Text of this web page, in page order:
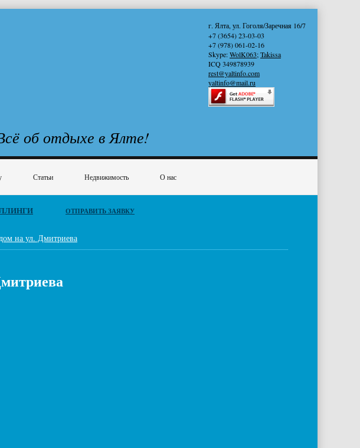
г. Ялта, ул. Гоголя/Заречная 16/7
+7 (3654) 23-03-03
+7 (978) 061-02-16
Skype:WolK063;Takissa
ICQ 349878939
rest@yaltinfo.com
yaltinfo@mail.ru
об отдыхе в Ялте!
Статьи Недвижимость О нас
ОТПРАВИТЬ ЗАЯВКУ
на ул. Дмитриева